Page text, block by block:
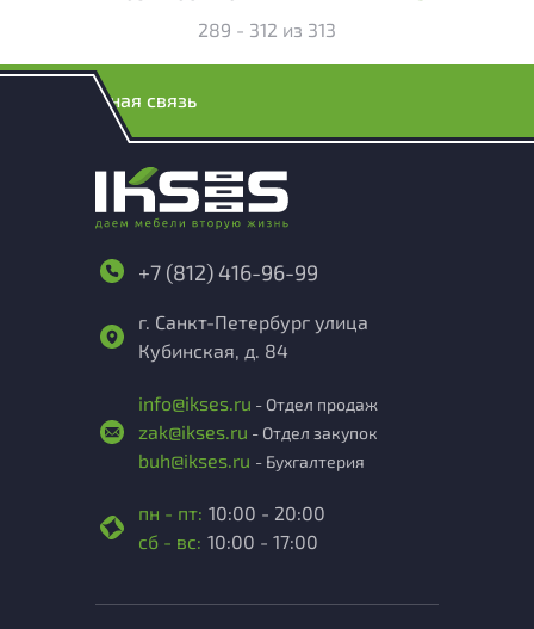
289 - 312 из 313
Обратная связь
+7 (812) 416-96-99
г. Санкт-Петербург улица
Кубинская, д. 84
info@ikses.ru - Отдел продаж
zak@ikses.ru - Отдел закупок
buh@ikses.ru - Бухгалтерия
пн - пт: 10:00 - 20:00
сб - вс: 10:00 - 17:00